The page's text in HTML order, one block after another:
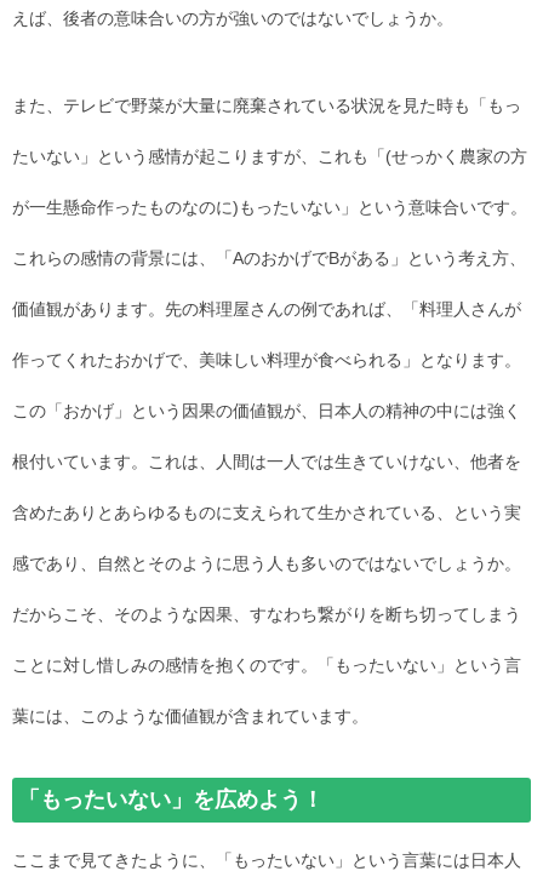
えば、後者の意味合いの方が強いのではないでしょうか。
また、テレビで野菜が大量に廃棄されている状況を見た時も「もっ
たいない」という感情が起こりますが、これも「(せっかく農家の方
が一生懸命作ったものなのに)もったいない」という意味合いです。
これらの感情の背景には、「AのおかげでBがある」という考え方、
価値観があります。先の料理屋さんの例であれば、「料理人さんが
作ってくれたおかげで、美味しい料理が食べられる」となります。
この「おかげ」という因果の価値観が、日本人の精神の中には強く
根付いています。これは、人間は一人では生きていけない、他者を
含めたありとあらゆるものに支えられて生かされている、という実
感であり、自然とそのように思う人も多いのではないでしょうか。
だからこそ、そのような因果、すなわち繋がりを断ち切ってしまう
ことに対し惜しみの感情を抱くのです。「もったいない」という言
葉には、このような価値観が含まれています。
「もったいない」を広めよう！
ここまで見てきたように、「もったいない」という言葉には日本人